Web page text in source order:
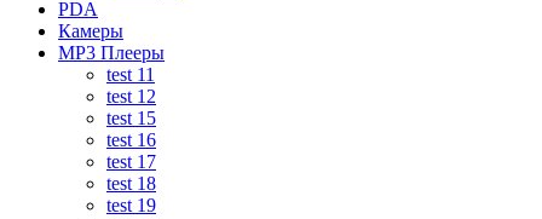
PDA
Камеры
MP3 Плееры
test 11
test 12
test 15
test 16
test 17
test 18
test 19